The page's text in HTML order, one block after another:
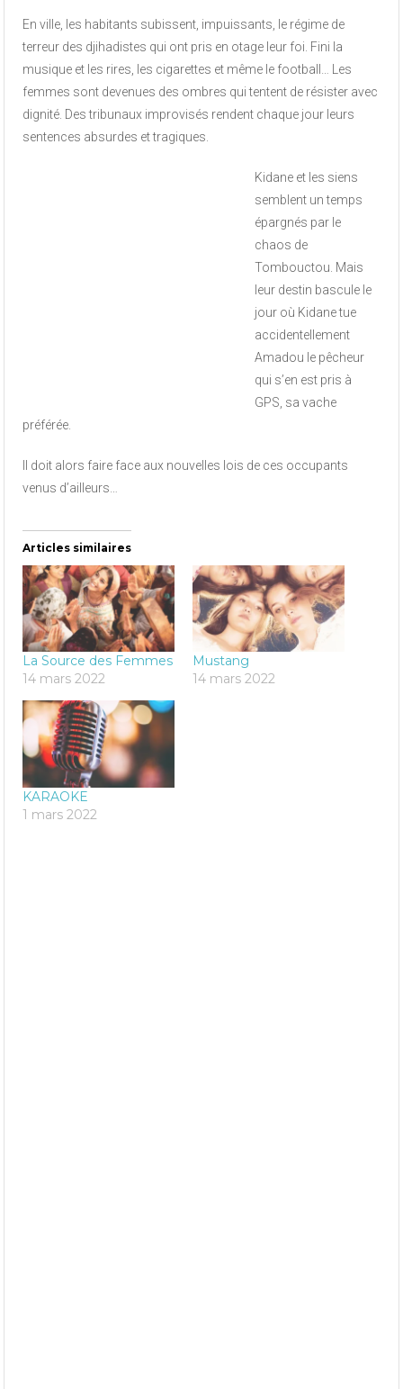
En ville, les habitants subissent, impuissants, le régime de
terreur des djihadistes qui ont pris en otage leur foi. Fini la
musique et les rires, les cigarettes et même le football… Les
femmes sont devenues des ombres qui tentent de résister avec
dignité. Des tribunaux improvisés rendent chaque jour leurs
sentences absurdes et tragiques.
Kidane et les siens
semblent un temps
épargnés par le
chaos de
Tombouctou. Mais
leur destin bascule le
jour où Kidane tue
accidentellement
Amadou le pêcheur
qui s’en est pris à
GPS, sa vache
préférée.
Il doit alors faire face aux nouvelles lois de ces occupants
venus d’ailleurs…
Articles similaires
La Source des Femmes
14 mars 2022
Mustang
14 mars 2022
KARAOKE
1 mars 2022